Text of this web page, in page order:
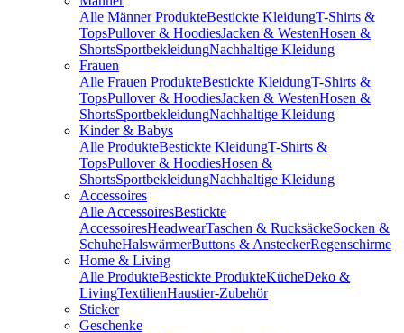
Alle Männer ProdukteBestickte KleidungT-Shirts &
TopsPullover & HoodiesJacken & WestenHosen &
ShortsSportbekleidungNachhaltige Kleidung
Frauen
Alle Frauen ProdukteBestickte KleidungT-Shirts &
TopsPullover & HoodiesJacken & WestenHosen &
ShortsSportbekleidungNachhaltige Kleidung
Kinder & Babys
Alle ProdukteBestickte KleidungT-Shirts &
TopsPullover & HoodiesHosen &
ShortsSportbekleidungNachhaltige Kleidung
Accessoires
Alle AccessoiresBestickte
AccessoiresHeadwearTaschen & RucksäckeSocken &
SchuheHalswärmerButtons & AnsteckerRegenschirme
Home & Living
Alle ProdukteBestickte ProdukteKücheDeko &
LivingTextilienHaustier-Zubehör
Sticker
Geschenke